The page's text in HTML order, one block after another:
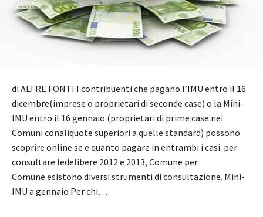
di ALTRE FONTI I contribuenti che pagano l’IMU entro il 16
dicembre(imprese o proprietari di seconde case) o la Mini-
IMU entro il 16 gennaio (proprietari di prime case nei
Comuni conaliquote superiori a quelle standard) possono
scoprire online se e quanto pagare in entrambi i casi: per
consultare ledelibere 2012 e 2013, Comune per
Comune esistono diversi strumenti di consultazione. Mini-
IMU a gennaio Per chi…